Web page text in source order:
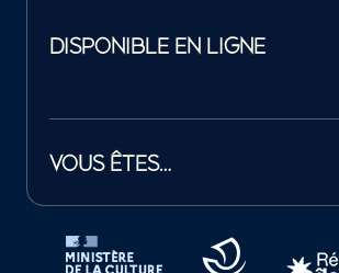
DISPONIBLE EN LIGNE
VOUS ÊTES…
Tutelles et mécènes de la Philharmonie de Paris